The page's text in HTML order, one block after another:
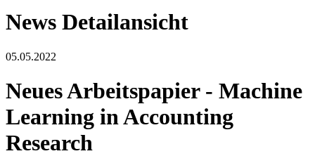
News Detailansicht
05.05.2022
Neues Arbeitspapier - Machine
Learning in Accounting
Research